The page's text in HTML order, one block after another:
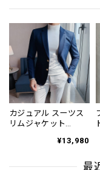
カジュアル スーツス
リムジャケット
¥13,980
最